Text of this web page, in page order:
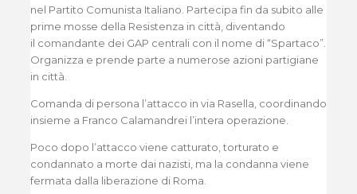
nel Partito Comunista Italiano. Partecipa fin da subito alle
prime mosse della Resistenza in città, diventando
il comandante dei GAP centrali con il nome di “Spartaco”.
Organizza e prende parte a numerose azioni partigiane
in città.
Comanda di persona l’attacco in via Rasella, coordinando
insieme a Franco Calamandrei l’intera operazione.
Poco dopo l’attacco viene catturato, torturato e
condannato a morte dai nazisti, ma la condanna viene
fermata dalla liberazione di Roma.